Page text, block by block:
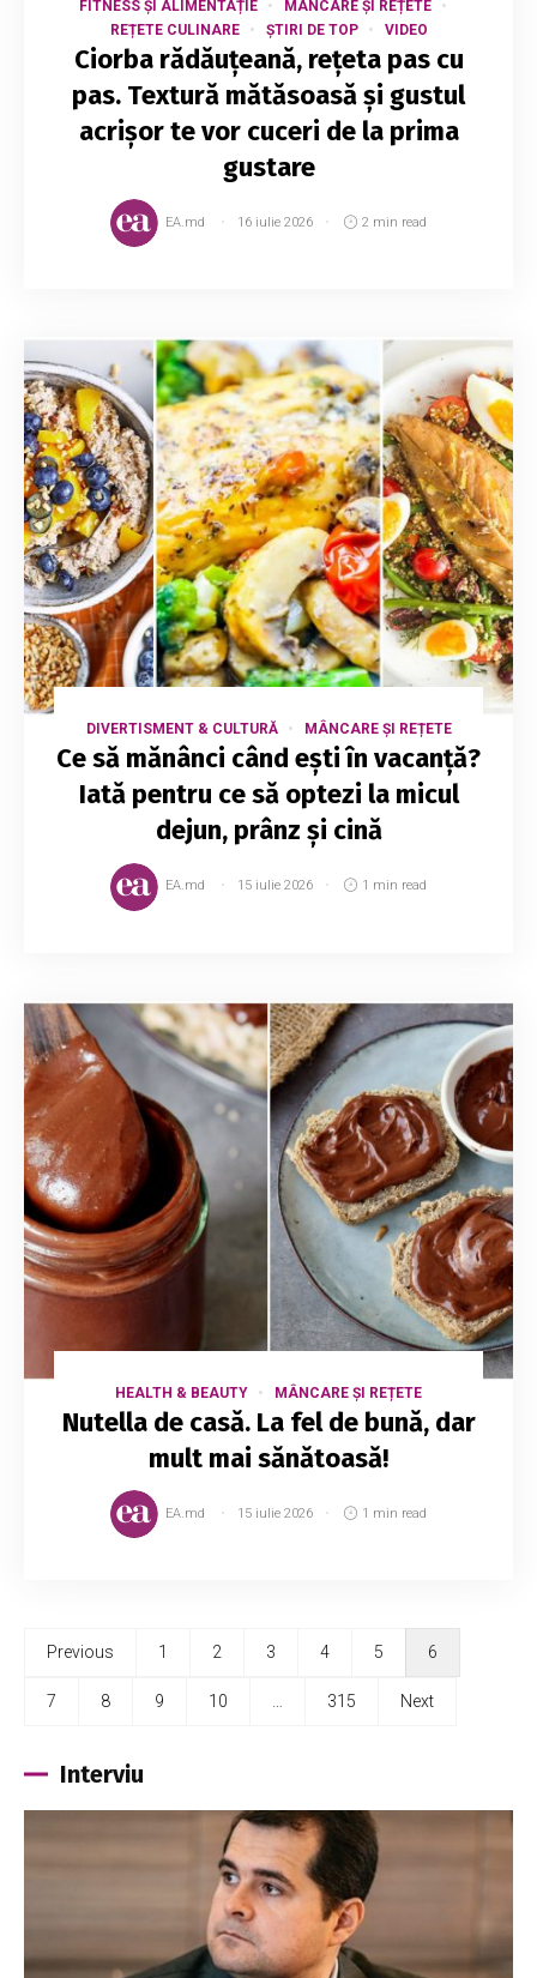
FITNESS ȘI ALIMENTAȚIE
MÂNCARE ȘI REȚETE
REȚETE CULINARE
ȘTIRI DE TOP VIDEO
Ciorba rădăuțeană, rețeta pas cu
pas. Textură mătăsoasă și gustul
acrișor te vor cuceri de la prima
gustare
EA.md 16 iulie 2026 2 min read
DIVERTISMENT & CULTURĂ MÂNCARE ȘI REȚETE
Ce să mănânci când ești în vacanță?
Iată pentru ce să optezi la micul
dejun, prânz și cină
EA.md 15 iulie 2026 1 min read
HEALTH & BEAUTY MÂNCARE ȘI REȚETE
Nutella de casă. La fel de bună, dar
mult mai sănătoasă!
EA.md 15 iulie 2026 1 min read
Previous 1 2 3 4 5 6
7 8 9 10 315 Next
Interviu